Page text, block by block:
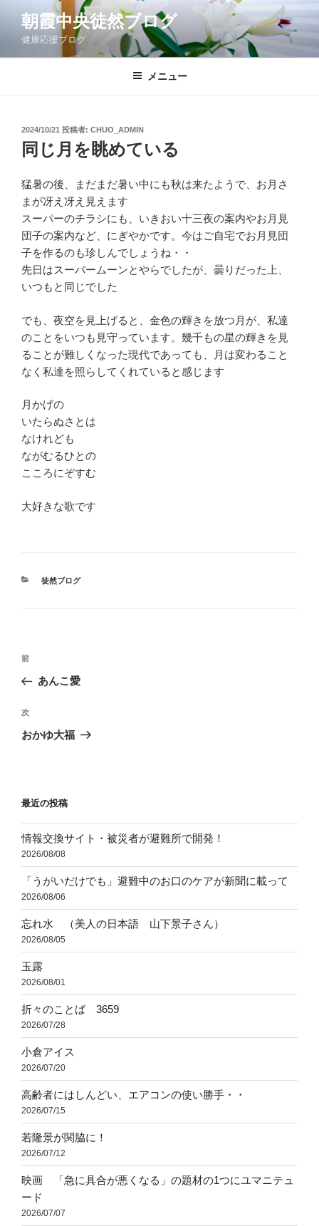
ン
朝霞中央徒然ブログ
健康応援ブログ
メニュー
投
稿
日:
2024/10/21 投稿者: CHUO_ADMIN
同じ月を眺めている
猛暑の後、まだまだ暑い中にも秋は来たようで、お月さ
まが冴え冴え見えます
スーパーのチラシにも、いきおい十三夜の案内やお月見
団子の案内など、にぎやかです。今はご自宅でお月見団
子を作るのも珍しんでしょうね・・
先日はスーパームーンとやらでしたが、曇りだった上、
いつもと同じでした
でも、夜空を見上げると、金色の輝きを放つ月が、私達
のことをいつも見守っています。幾千もの星の輝きを見
ることが難しくなった現代であっても、月は変わること
なく私達を照らしてくれていると感じます
月かげの
いたらぬさとは
なけれども
ながむるひとの
こころにぞすむ
大好きな歌です
カ
徒然ブログ
投
ナ
ビ
ゲ
ン
前
の
稿
前
あんこ愛
次
の
次
おかゆ大福
最近の投稿
情報交換サイト・被災者が避難所で開発！
2026/08/08
「うがいだけでも」避難中のお口のケアが新聞に載って
2026/08/06
忘れ水 （美人の日本語 山下景子さん）
2026/08/05
玉露
2026/08/01
折々のことば 3659
2026/07/28
小倉アイス
2026/07/20
高齢者にはしんどい、エアコンの使い勝手・・
2026/07/15
若隆景が関脇に！
2026/07/12
映画 「急に具合が悪くなる」の題材の1つにユマニテュ
ード
2026/07/07